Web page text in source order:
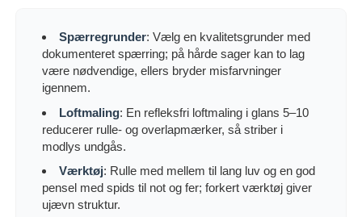
Spærregrunder: Vælg en kvalitetsgrunder med
dokumenteret spærring; på hårde sager kan to lag
være nødvendige, ellers bryder misfarvninger
igennem.
Loftmaling: En refleksfri loftmaling i glans 5–10
reducerer rulle- og overlapmærker, så striber i
modlys undgås.
Værktøj: Rulle med mellem til lang luv og en god
pensel med spids til not og fer; forkert værktøj giver
ujævn struktur.